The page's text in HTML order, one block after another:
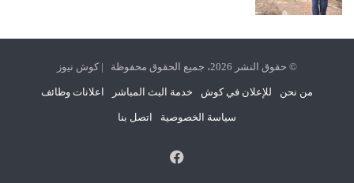
© حقوق النشر 2026، جميع الحقوق محفوظة | كوش نيوز
من نحن للإعلان في كوش خدمة البث المباشر اعلانات وظائف
سياسة الخصوصية اتصل بنا